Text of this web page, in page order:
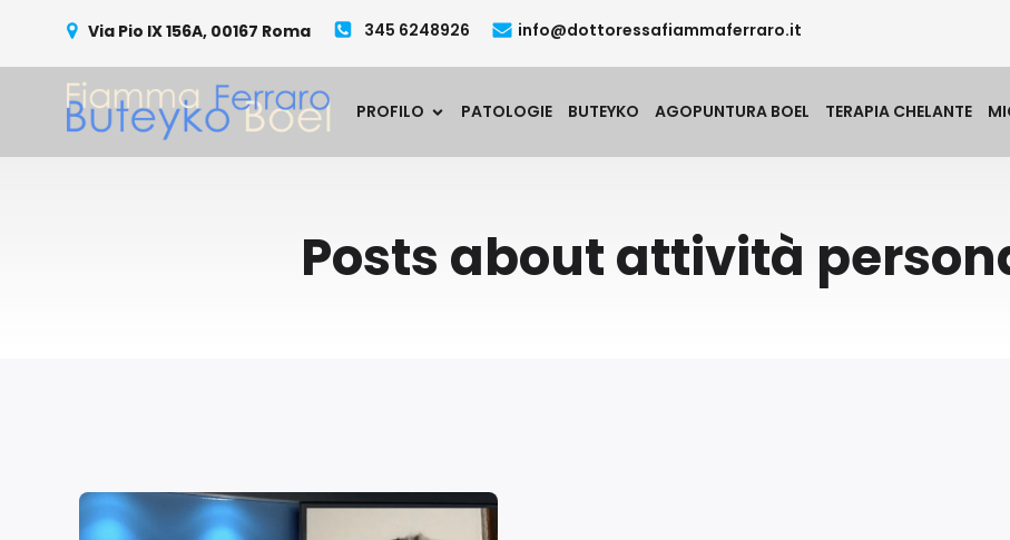
Via Pio IX 156A, 00167 Roma 345 6248926 info@dottoressafiammaferraro.it
PROFILO PATOLOGIE BUTEYKO AGOPUNTURA BOEL TERAPIA CHELANTE
Posts about attività